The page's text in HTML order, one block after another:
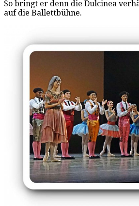
So bringt er denn die Dulcinea
auf die Ballettbühne.